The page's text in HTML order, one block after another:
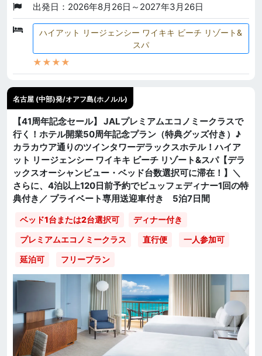
出発日：2026年8月26日～2027年3月26日
ハイアット リージェンシー ワイキキ ビーチ リゾート&
スパ
★★★★
名古屋 (中部)発/オアフ島(ホノルル)
【41周年記念セール】 JALプレミアムエコノミークラスで
行く！ホテル開業50周年記念プラン（特典グッズ付き）♪
カラカウア通りのツインタワーデラックスホテル！ハイア
ット リージェンシー ワイキキ ビーチ リゾート&スパ【デラ
ックスオーシャンビュー・ベッド台数選択可に滞在！】＼
さらに、4泊以上120日前予約でビュッフェディナー1回の特
典付き／ プライベート専用送迎車付き 5泊7日間
ベッド1台または2台選択可 ディナー付き
プレミアムエコノミークラス 直行便 一人参加可
延泊可 フリープラン